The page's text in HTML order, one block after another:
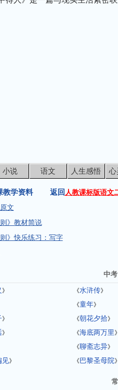
小说 语文 人生感悟 心
教学资料 返回 人教课标版语
文
则》教材简说
则》快乐练习：写字
中
》 《水浒传》
《童年》
》 《朝花夕拾》
》 《海底两万里 》
《聊斋志异》
见》 《巴黎圣母院》